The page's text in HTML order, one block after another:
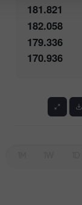
181.821
182.058
179.336
170.936